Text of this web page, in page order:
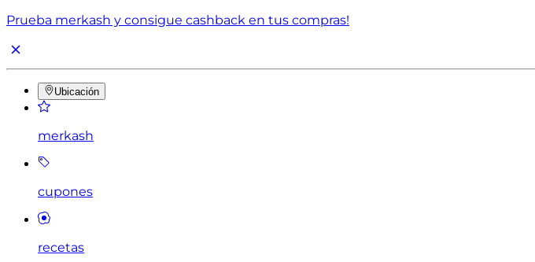
Prueba merkash y consigue cashback en tus compras!
Ubicación
merkash
cupones
recetas